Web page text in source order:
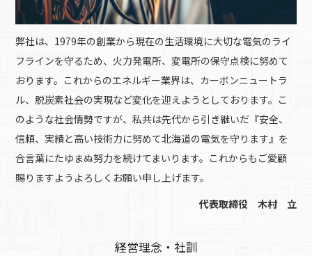
弊社は、1979年の創業から現在の生活環境に大切な電気のライ
フラインを守るため、火力発電所、変電所の保守点検に努めて
おります。これからのエネルギー業界は、カーボンニュートラ
ル、脱炭素社会の実現など変化を迎えようとしております。こ
のような社会情勢ですが、私共は先代から引き継いだ『安全、
信頼、実績と高い技術力に努めて北海道の電気を守ります』を
合言葉にたゆまぬ努力を続けてまいります。これからもご愛顧
賜りますようよろしくお願い申し上げます。
代表取締役 木村 立
経営理念・社訓